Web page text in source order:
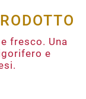
fresco. Una
e